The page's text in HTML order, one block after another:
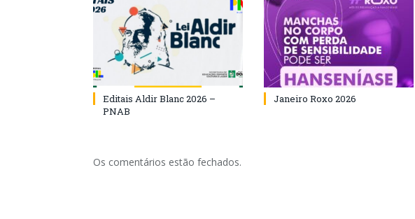
Editais Aldir Blanc 2026 –
PNAB
Janeiro Roxo 2026
Os comentários estão fechados.